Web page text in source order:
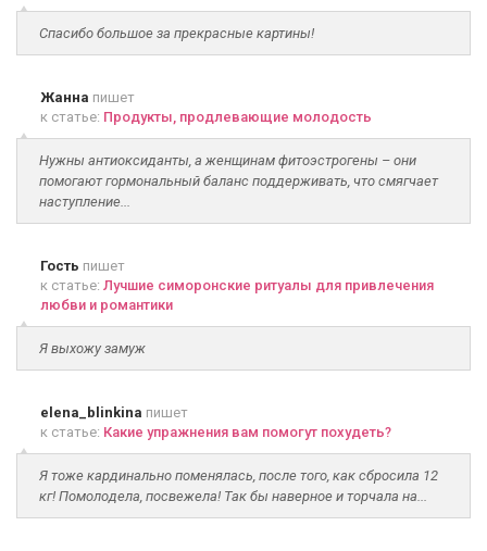
Спасибо большое за прекрасные картины!
Жанна пишет
к статье: Продукты, продлевающие молодость
Нужны антиоксиданты, а женщинам фитоэстрогены – они
помогают гормональный баланс поддерживать, что смягчает
наступление...
Гость пишет
к статье: Лучшие симоронские ритуалы для привлечения
любви и романтики
Я выхожу замуж
elena_blinkina пишет
к статье: Какие упражнения вам помогут похудеть?
Я тоже кардинально поменялась, после того, как сбросила 12
кг! Помолодела, посвежела! Так бы наверное и торчала на...